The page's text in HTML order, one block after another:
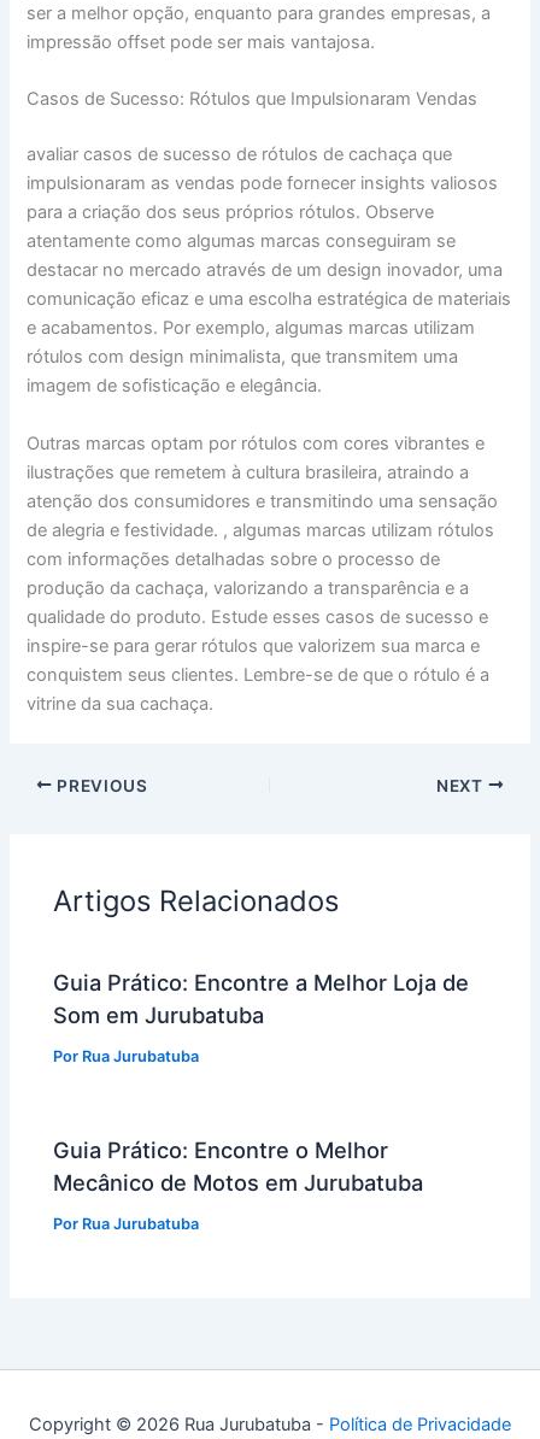
ser a melhor opção, enquanto para grandes empresas, a
impressão offset pode ser mais vantajosa.
Casos de Sucesso: Rótulos que Impulsionaram Vendas
avaliar casos de sucesso de rótulos de cachaça que
impulsionaram as vendas pode fornecer insights valiosos
para a criação dos seus próprios rótulos. Observe
atentamente como algumas marcas conseguiram se
destacar no mercado através de um design inovador, uma
comunicação eficaz e uma escolha estratégica de materiais
e acabamentos. Por exemplo, algumas marcas utilizam
rótulos com design minimalista, que transmitem uma
imagem de sofisticação e elegância.
Outras marcas optam por rótulos com cores vibrantes e
ilustrações que remetem à cultura brasileira, atraindo a
atenção dos consumidores e transmitindo uma sensação
de alegria e festividade. , algumas marcas utilizam rótulos
com informações detalhadas sobre o processo de
produção da cachaça, valorizando a transparência e a
qualidade do produto. Estude esses casos de sucesso e
inspire-se para gerar rótulos que valorizem sua marca e
conquistem seus clientes. Lembre-se de que o rótulo é a
vitrine da sua cachaça.
PREVIOUS NEXT
Artigos Relacionados
Guia Prático: Encontre a Melhor Loja de
Som em Jurubatuba
Por Rua Jurubatuba
Guia Prático: Encontre o Melhor
Mecânico de Motos em Jurubatuba
Por Rua Jurubatuba
Copyright © 2026 Rua Jurubatuba - Política de Privacidade